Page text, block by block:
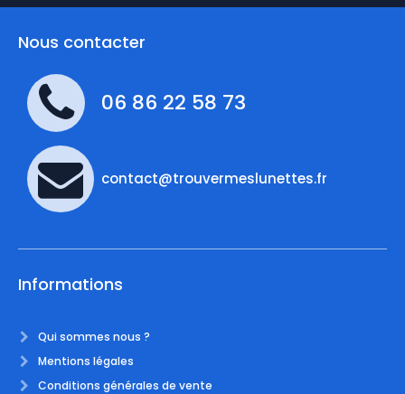
Nous contacter
06 86 22 58 73
contact@trouvermeslunettes.fr
Informations
Qui sommes nous ?
Mentions légales
Conditions générales de vente